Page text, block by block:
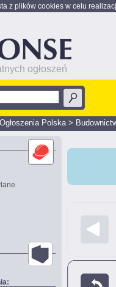
z plików cookies w celu
ogłoszeń
Ogłoszenia Polska>